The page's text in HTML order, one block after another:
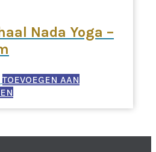
Nada Yoga –
TOEVOEGEN AAN